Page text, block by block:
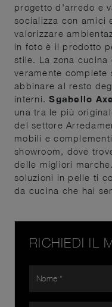
progetto d'arredo e
socializza con amici
valorizzare
in foto è il prodotto
stile. La zona cucina
veramente complete
abbinare al resto
interni.Sgabello
una tra le più
del settore
mobili e
showroom, dove
delle migliori
soluzioni in pelle ti
da cucina che hai
RICHIEDI IL